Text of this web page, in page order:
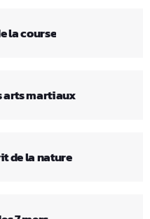
la course
arts martiaux
de la nature